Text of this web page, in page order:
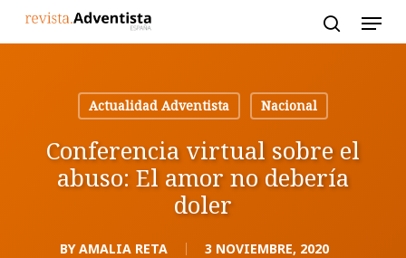
Actualidad Adventista
Nacional
Conferencia virtual sobre el
abuso: El amor no debería
doler
BY AMALIA RETA 3 NOVIEMBRE, 2020